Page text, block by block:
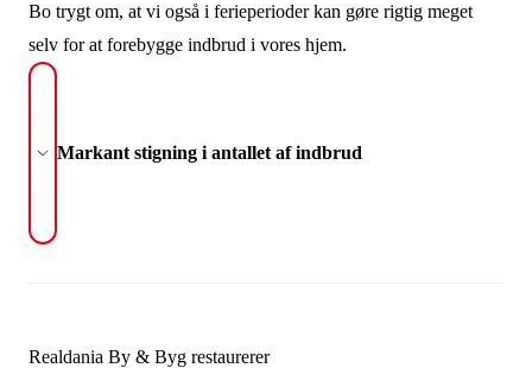
Bo trygt om, at vi også i ferieperioder kan gøre rigtig meget
selv for at forebygge indbrud i vores hjem.
Markant stigning i antallet af indbrud
Realdania By & Byg restaurerer